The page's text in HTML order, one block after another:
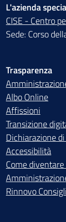
L'azienda
CISE - Centro
Sede: Corso
Trasparenza
Albo Online
Affissioni
Transizione
Dichiarazione
Accessibilità
Come
Rinnovo